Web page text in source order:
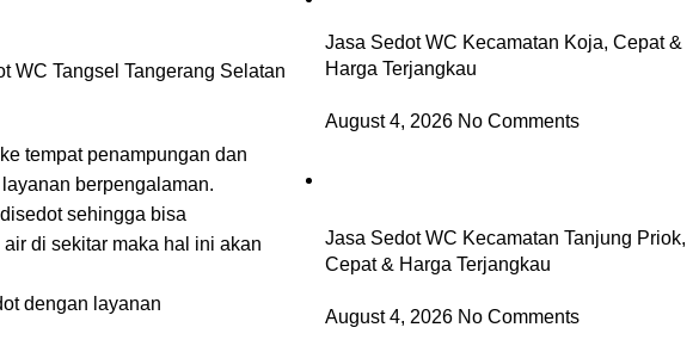
WC Tangsel Tangerang Selatan
tempat penampungan dan
berpengalaman.
sehingga bisa
di sekitar maka hal ini akan
dengan layanan
Jasa Sedot WC Kecamatan Koja, Cepat &
Harga Terjangkau
August 4, 2026 No Comments
Jasa Sedot WC Kecamatan Tanjung Priok,
Cepat & Harga Terjangkau
August 4, 2026 No Comments